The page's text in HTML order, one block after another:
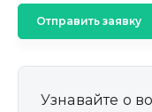
Отправить заявку
Узнавайте о